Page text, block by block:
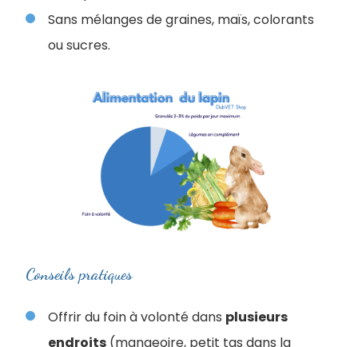
Sans mélanges de graines, maïs, colorants
ou sucres.
Conseils pratiques
Offrir du foin à volonté dans plusieurs
endroits (mangeoire, petit tas dans la